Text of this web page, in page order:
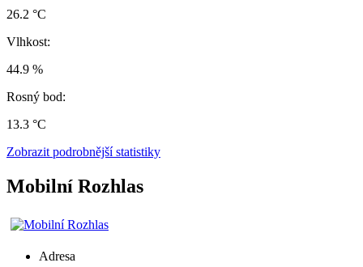
26.2 °C
Vlhkost:
44.9 %
Rosný bod:
13.3 °C
Zobrazit podrobnější statistiky
Mobilní Rozhlas
Adresa